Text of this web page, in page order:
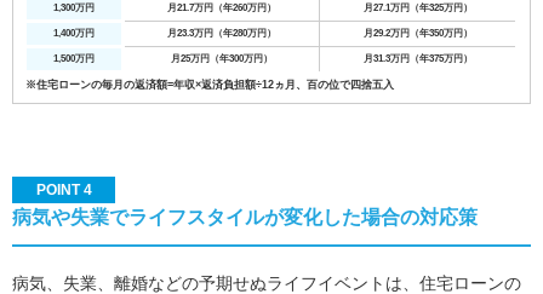
1,300万円 月21.7万円（年260万円） 月27.1万円（年325万円）
1,400万円 月23.3万円（年280万円） 月29.2万円（年350万円）
1,500万円 月25万円（年300万円） 月31.3万円（年375万円）
※住宅ローンの毎月の返済額=年収×返済負担額÷12ヵ月、百の位で四捨五入
POINT 4
病気や失業でライフスタイルが変化した場合の対応策
病気、失業、離婚などの予期せぬライフイベントは、住宅ローンの